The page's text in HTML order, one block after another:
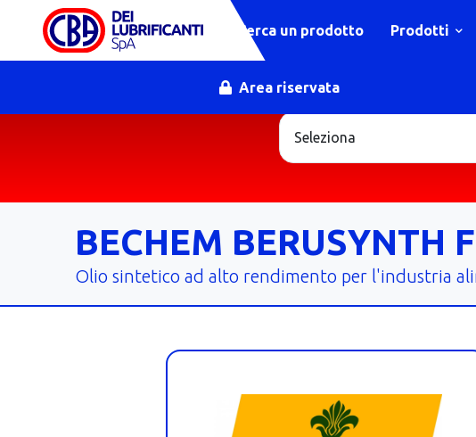
Cerca un prodotto Prodotti
Area riservata
BECHEM BERUSYNTH
Olio sintetico ad alto rendimento per l'industria